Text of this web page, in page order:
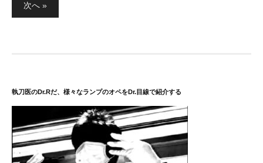
り
次へ »
執刀医のDr.Rだ、様々なランプのオペをDr.目線で紹介する